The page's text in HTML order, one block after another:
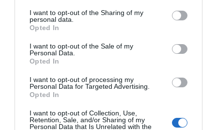
I want to opt-out of the Sharing of my
personal data.
Opted In
I want to opt-out of the Sale of my
Personal Data.
Opted In
I want to opt-out of processing my
Personal Data for Targeted Advertising.
Opted In
I want to opt-out of Collection, Use,
Retention, Sale, and/or Sharing of my
Personal Data that Is Unrelated with the
έθεσε προς δημοψήφισμα την ιδέα θέπισης
αυστηρότατων μέτρων στη μετανάστευση ως
προϋπόθεση για ένα καλύτερο… περιβάλλον.
Με χρηματοδότηση από τον κόσμο, το κίνημα ξεκίνησε
μία καμπάνια, που σάρωσε σε Μ.Μ.Ε και social media.
«Στρατός» από νέους εθελοντές, μοίραζε προφυλακτικά
τον κόσμο «να προλάβει την καταστροφή: Κάνετε σεξ